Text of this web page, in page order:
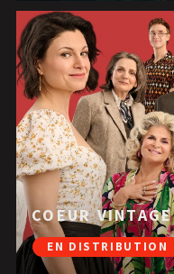
COEUR VINTAGE
EN DISTRIBUTION